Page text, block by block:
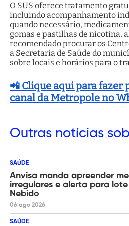
O SUS oferece tratamento
incluindo acompanhamento
quando necessário,
gomas e pastilhas de nicotina,
recomendado procurar os
a Secretaria de Saúde do
sobre locais e horários para o
📲 Clique aqui para fazer
canal da Metropole no
Outras notícias
SAÚDE
Anvisa manda apreender
irregulares e alerta para
Nebido
06 ago 2026
SAÚDE